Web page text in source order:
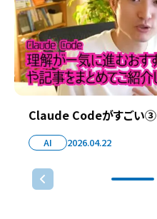
Claude Codeがすごい③
AI 2026.04.22